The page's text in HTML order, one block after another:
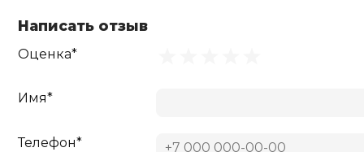
Написать отзыв
Оценка*
Имя*
Телефон*